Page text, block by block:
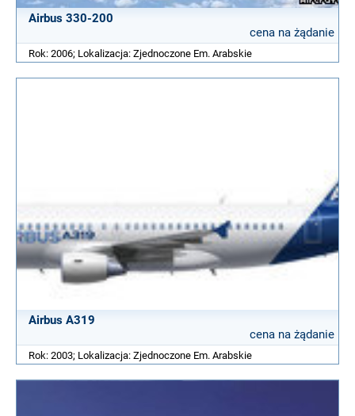
Airbus 330-200
cena na żądanie
Rok: 2006; Lokalizacja: Zjednoczone Em. Arabskie
Airbus A319
cena na żądanie
Rok: 2003; Lokalizacja: Zjednoczone Em. Arabskie